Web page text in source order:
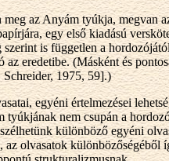
az Anyám tyúkja,
egy első kiadású
is független a
eredetibe. (Másként és
1975, 59].)
egyéni értelmezései
nem csupán a
különböző egyéni
olvasatok